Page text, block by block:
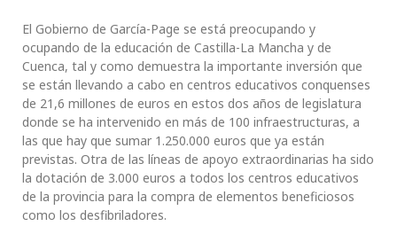
El Gobierno de García-Page se está preocupando y
ocupando de la educación de Castilla-La Mancha y de
Cuenca, tal y como demuestra la importante inversión que
se están llevando a cabo en centros educativos conquenses
de 21,6 millones de euros en estos dos años de legislatura
donde se ha intervenido en más de 100 infraestructuras, a
las que hay que sumar 1.250.000 euros que ya están
previstas. Otra de las líneas de apoyo extraordinarias ha sido
la dotación de 3.000 euros a todos los centros educativos
de la provincia para la compra de elementos beneficiosos
como los desfibriladores.